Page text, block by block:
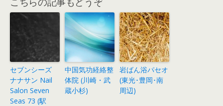
セブンシーズ
ナナサン Nail
Salon Seven
Seas 73 (駅
中国気功経絡整
体院 (川崎・武
蔵小杉)
岩ばん浴パセオ
(東光･豊岡･南
周辺)